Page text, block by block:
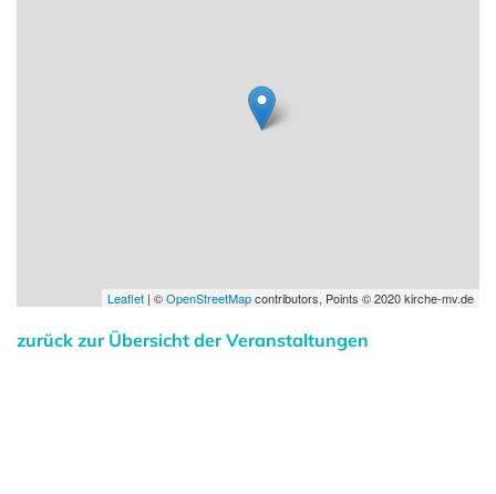
Leaflet | ©OpenStreetMapcontributors, Points © 2020 kirche-mv.de
zurück zur Übersicht der Veranstaltungen